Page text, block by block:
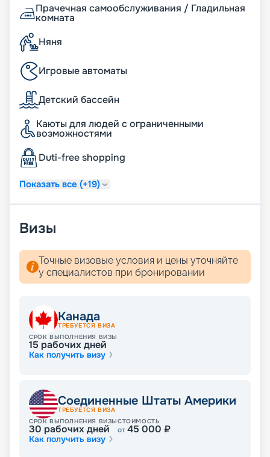
предстоящее приключение.
Прачечная самообслуживания / Гладильная
комната
Няня
Игровые автоматы
Детский бассейн
Каюты для людей с ограниченными
возможностями
Duti-free shopping
Показать все (+19)
Визы
Точные визовые условия и цены уточняйте
у специалистов при бронировании
Канада
ТРЕБУЕТСЯ ВИЗА
СРОК ВЫПОЛНЕНИЯ ВИЗЫ
15 рабочих дней
Как получить визу
Соединенные Штаты Америки
ТРЕБУЕТСЯ ВИЗА
СРОК ВЫПОЛНЕНИЯ ВИЗЫ
30 рабочих дней
СТОИМОСТЬ
от45 000 ₽
Как получить визу